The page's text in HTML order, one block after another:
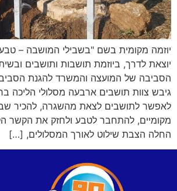
יוזמה מקומית בשם "בשבילי המושבה –
יוצאת לדרך, ביוזמת תושבות ותושבים
הסביבה של המועצה והמשרד להגנת
גיבש צוות תושבים ארבעה מסלולי הליכה
לאפשר לתושבים לצאת מהשגרה, להכיר
מקומיים, להתחבר לטבע ולחזק את הקשר
החלה הצבת שילוט לאורך המסלולים, […]